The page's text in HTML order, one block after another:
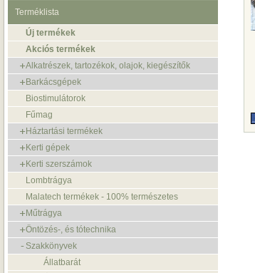
Terméklista
Új termékek
Akciós termékek
Alkatrészek, tartozékok, olajok, kiegészítők
Barkácsgépek
Biostimulátorok
Fűmag
Háztartási termékek
Kerti gépek
Kerti szerszámok
Lombtrágya
Malatech termékek - 100% természetes
Műtrágya
Öntözés-, és tótechnika
Szakkönyvek
Állatbarát